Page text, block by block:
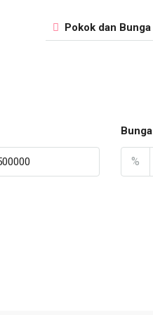
Pokok dan Bunga
Bunga
%